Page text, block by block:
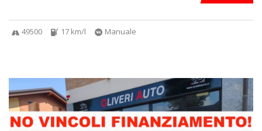
49500 17 km/l Manuale